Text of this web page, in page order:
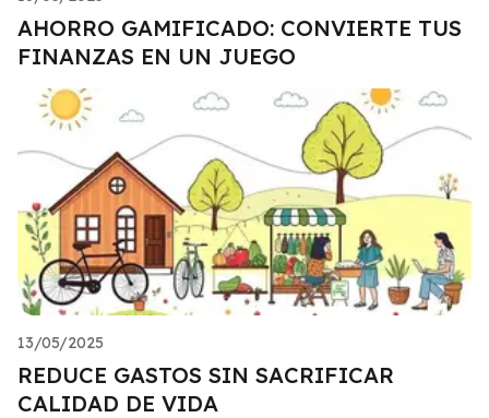
AHORRO GAMIFICADO: CONVIERTE TUS
FINANZAS EN UN JUEGO
13/05/2025
REDUCE GASTOS SIN SACRIFICAR
CALIDAD DE VIDA